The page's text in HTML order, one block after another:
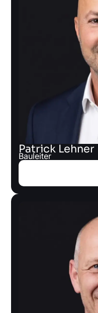
Patrick Lehner
Bauleiter